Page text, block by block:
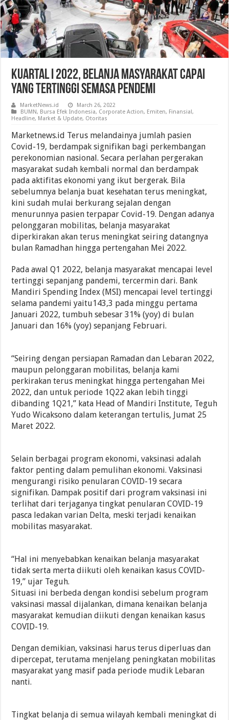
Kuartal I 2022, Belanja Masyarakat Capai
Yang Tertinggi Semasa Pendemi
MarketNews.id
March 26, 2022
BUMN, Bursa Efek Indonesia, Corporate Action, Emiten, Finansial,
Headline, Market & Update, Otoritas
Marketnews.id Terus melandainya jumlah pasien
Covid-19, berdampak signifikan bagi perkembangan
perekonomian nasional. Secara perlahan pergerakan
masyarakat sudah kembali normal dan berdampak
pada aktifitas ekonomi yang ikut bergerak. Bila
sebelumnya belanja buat kesehatan terus meningkat,
kini sudah mulai berkurang sejalan dengan
menurunnya pasien terpapar Covid-19. Dengan adanya
pelonggaran mobilitas, belanja masyarakat
diperkirakan akan terus meningkat seiring datangnya
bulan Ramadhan hingga pertengahan Mei 2022.
Pada awal Q1 2022, belanja masyarakat mencapai level
tertinggi sepanjang pandemi, tercermin dari. Bank
Mandiri Spending Index (MSI) mencapai level tertinggi
selama pandemi yaitu143,3 pada minggu pertama
Januari 2022, tumbuh sebesar 31% (yoy) di bulan
Januari dan 16% (yoy) sepanjang Februari.
“Seiring dengan persiapan Ramadan dan Lebaran 2022,
maupun pelonggaran mobilitas, belanja kami
perkirakan terus meningkat hingga pertengahan Mei
2022, dan untuk periode 1Q22 akan lebih tinggi
dibanding 1Q21,” kata Head of Mandiri Institute, Teguh
Yudo Wicaksono dalam keterangan tertulis, Jumat 25
Maret 2022.
Selain berbagai program ekonomi, vaksinasi adalah
faktor penting dalam pemulihan ekonomi. Vaksinasi
mengurangi risiko penularan COVID-19 secara
signifikan. Dampak positif dari program vaksinasi ini
terlihat dari terjaganya tingkat penularan COVID-19
pasca ledakan varian Delta, meski terjadi kenaikan
mobilitas masyarakat.
“Hal ini menyebabkan kenaikan belanja masyarakat
tidak serta merta diikuti oleh kenaikan kasus COVID-
19,” ujar Teguh.
Situasi ini berbeda dengan kondisi sebelum program
vaksinasi massal dijalankan, dimana kenaikan belanja
masyarakat kemudian diikuti dengan kenaikan kasus
COVID-19.
Dengan demikian, vaksinasi harus terus diperluas dan
dipercepat, terutama menjelang peningkatan mobilitas
masyarakat yang masif pada periode mudik Lebaran
nanti.
Tingkat belanja di semua wilayah kembali meningkat di